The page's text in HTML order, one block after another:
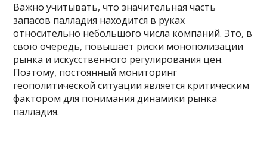
Важно учитывать, что значительная часть
запасов палладия находится в руках
относительно небольшого числа компаний. Это, в
свою очередь, повышает риски монополизации
рынка и искусственного регулирования цен.
Поэтому, постоянный мониторинг
геополитической ситуации является критическим
фактором для понимания динамики рынка
палладия.